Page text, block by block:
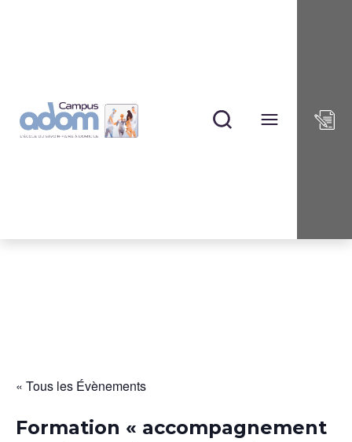
« Tous les Évènements
Formation « accompagnement